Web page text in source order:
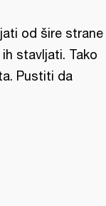
od šire strane
stavljati. Tako
Pustiti da